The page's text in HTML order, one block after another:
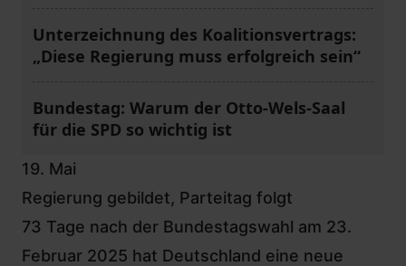
Unterzeichnung des Koalitionsvertrags:
„Diese Regierung muss erfolgreich sein“
Bundestag: Warum der Otto-Wels-Saal
für die SPD so wichtig ist
19. Mai
Regierung gebildet, Parteitag folgt
73 Tage nach der Bundestagswahl am 23.
Februar 2025 hat Deutschland eine neue